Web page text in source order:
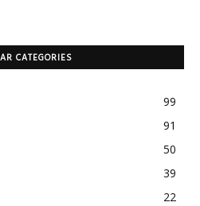
CATEGORIES
99
91
50
39
22